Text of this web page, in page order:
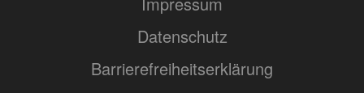
Datenschutz
Barrierefreiheitserklärung